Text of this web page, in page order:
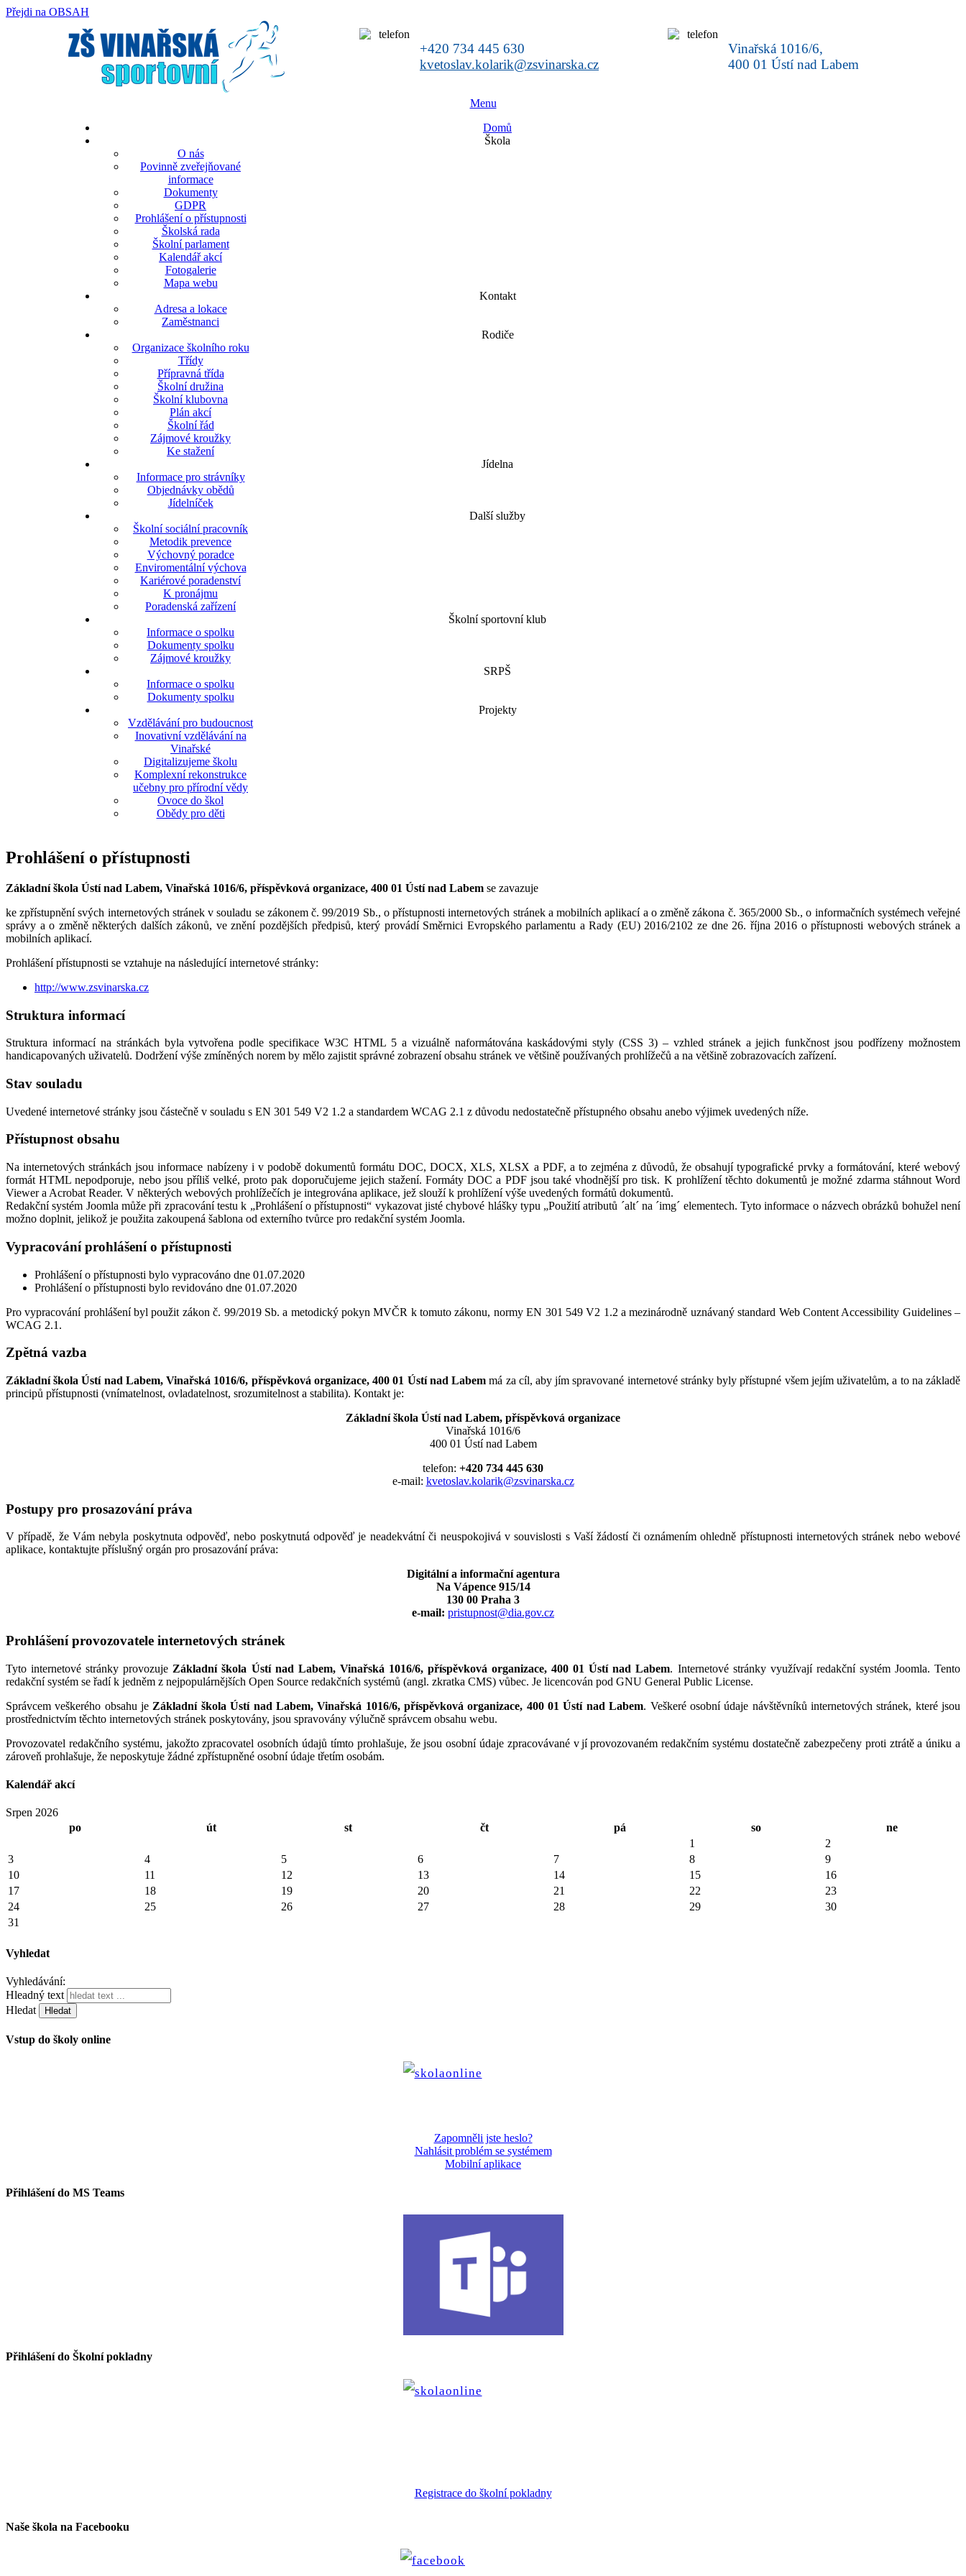
Přejdi na OBSAH
+420 734 445 630
kvetoslav.kolarik@zsvinarska.cz
Vinařská 1016/6,
400 01 Ústí nad Labem
Menu
Domů
Škola
O nás
Povinně zveřejňované
informace
Dokumenty
GDPR
Prohlášení o přístupnosti
Školská rada
Školní parlament
Kalendář akcí
Fotogalerie
Mapa webu
Kontakt
Adresa a lokace
Zaměstnanci
Rodiče
Organizace školního roku
Třídy
Přípravná třída
Školní družina
Školní klubovna
Plán akcí
Školní řád
Zájmové kroužky
Ke stažení
Jídelna
Informace pro strávníky
Objednávky obědů
Jídelníček
Další služby
Školní sociální pracovník
Metodik prevence
Výchovný poradce
Enviromentální výchova
Kariérové poradenství
K pronájmu
Poradenská zařízení
Školní sportovní klub
Informace o spolku
Dokumenty spolku
Zájmové kroužky
SRPŠ
Informace o spolku
Dokumenty spolku
Projekty
Vzdělávání pro budoucnost
Inovativní vzdělávání na
Vinařské
Digitalizujeme školu
Komplexní rekonstrukce
učebny pro přírodní vědy
Ovoce do škol
Obědy pro děti
Prohlášení o přístupnosti
Základní škola Ústí nad Labem, Vinařská 1016/6, příspěvková organizace, 400 01 Ústí nad Labem se zavazuje
ke zpřístupnění svých internetových stránek v souladu se zákonem č. 99/2019 Sb., o přístupnosti internetových stránek a mobilních aplikací a o změně zákona č. 365/2000 Sb., o informačních systémech veřejné
správy a o změně některých dalších zákonů, ve znění pozdějších předpisů, který provádí Směrnici Evropského parlamentu a Rady (EU) 2016/2102 ze dne 26. října 2016 o přístupnosti webových stránek a
mobilních aplikací.
Prohlášení přístupnosti se vztahuje na následující internetové stránky:
http://www.zsvinarska.cz
Struktura informací
Struktura informací na stránkách byla vytvořena podle specifikace W3C HTML 5 a vizuálně naformátována kaskádovými styly (CSS 3) – vzhled stránek a jejich funkčnost jsou podřízeny možnostem
handicapovaných uživatelů. Dodržení výše zmíněných norem by mělo zajistit správné zobrazení obsahu stránek ve většině používaných prohlížečů a na většině zobrazovacích zařízení.
Stav souladu
Uvedené internetové stránky jsou částečně v souladu s EN 301 549 V2 1.2 a standardem WCAG 2.1 z důvodu nedostatečně přístupného obsahu anebo výjimek uvedených níže.
Přístupnost obsahu
Na internetových stránkách jsou informace nabízeny i v podobě dokumentů formátu DOC, DOCX, XLS, XLSX a PDF, a to zejména z důvodů, že obsahují typografické prvky a formátování, které webový
formát HTML nepodporuje, nebo jsou příliš velké, proto pak doporučujeme jejich stažení. Formáty DOC a PDF jsou také vhodnější pro tisk. K prohlížení těchto dokumentů je možné zdarma stáhnout Word
Viewer a Acrobat Reader. V některých webových prohlížečích je integrována aplikace, jež slouží k prohlížení výše uvedených formátů dokumentů.
Redakční systém Joomla může při zpracování testu k „Prohlášení o přístupnosti“ vykazovat jisté chybové hlášky typu „Použití atributů ´alt´ na ´img´ elementech. Tyto informace o názvech obrázků bohužel není
možno doplnit, jelikož je použita zakoupená šablona od externího tvůrce pro redakční systém Joomla.
Vypracování prohlášení o přístupnosti
Prohlášení o přístupnosti bylo vypracováno dne 01.07.2020
Prohlášení o přístupnosti bylo revidováno dne 01.07.2020
Pro vypracování prohlášení byl použit zákon č. 99/2019 Sb. a metodický pokyn MVČR k tomuto zákonu, normy EN 301 549 V2 1.2 a mezinárodně uznávaný standard Web Content Accessibility Guidelines –
WCAG 2.1.
Zpětná vazba
Základní škola Ústí nad Labem, Vinařská 1016/6, příspěvková organizace, 400 01 Ústí nad Labem má za cíl, aby jím spravované internetové stránky byly přístupné všem jejím uživatelům, a to na základě
principů přístupnosti (vnímatelnost, ovladatelnost, srozumitelnost a stabilita). Kontakt je:
Základní škola Ústí nad Labem, příspěvková organizace
Vinařská 1016/6
400 01 Ústí nad Labem
telefon: +420 734 445 630
e-mail: kvetoslav.kolarik@zsvinarska.cz
Postupy pro prosazování práva
V případě, že Vám nebyla poskytnuta odpověď, nebo poskytnutá odpověď je neadekvátní či neuspokojivá v souvislosti s Vaší žádostí či oznámením ohledně přístupnosti internetových stránek nebo webové
aplikace, kontaktujte příslušný orgán pro prosazování práva:
Digitální a informační agentura
Na Vápence 915/14
130 00 Praha 3
e-mail: pristupnost@dia.gov.cz
Prohlášení provozovatele internetových stránek
Tyto internetové stránky provozuje Základní škola Ústí nad Labem, Vinařská 1016/6, příspěvková organizace, 400 01 Ústí nad Labem. Internetové stránky využívají redakční systém Joomla. Tento
redakční systém se řadí k jedněm z nejpopulárnějších Open Source redakčních systémů (angl. zkratka CMS) vůbec. Je licencován pod GNU General Public License.
Správcem veškerého obsahu je Základní škola Ústí nad Labem, Vinařská 1016/6, příspěvková organizace, 400 01 Ústí nad Labem. Veškeré osobní údaje návštěvníků internetových stránek, které jsou
prostřednictvím těchto internetových stránek poskytovány, jsou spravovány výlučně správcem obsahu webu.
Provozovatel redakčního systému, jakožto zpracovatel osobních údajů tímto prohlašuje, že jsou osobní údaje zpracovávané v jí provozovaném redakčním systému dostatečně zabezpečeny proti ztrátě a úniku a
zároveň prohlašuje, že neposkytuje žádné zpřístupněné osobní údaje třetím osobám.
Kalendář akcí
rok
měsíc
rok
měsíc
Srpen 2026
po
út st čt pá so
ne
1
2
3
4 5 6 7 8
9
10
11 12 13 14 15
16
17
18 19 20 21 22
23
24
25 26 27 28 29
30
31
Vyhledat
Vyhledávání:
Hleadný text
Hledat
Vstup do školy online
Zapomněli jste heslo?
Nahlásit problém se systémem
Mobilní aplikace
Přihlášení do MS Teams
Přihlášení do Školní pokladny
Registrace do školní pokladny
Naše škola na Facebooku